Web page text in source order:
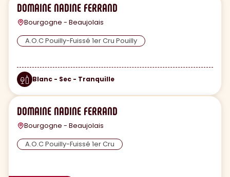
DOMAINE NADINE FERRAND
Bourgogne - Beaujolais
A.O.C Pouilly-Fuissé 1er Cru Pouilly
Blanc - Sec - Tranquille
DOMAINE NADINE FERRAND
Bourgogne - Beaujolais
A.O.C Pouilly-Fuissé 1er Cru